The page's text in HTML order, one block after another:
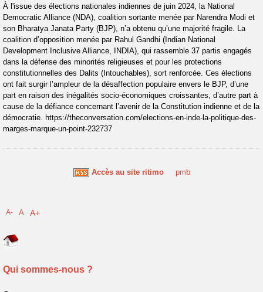
À l'issue des élections nationales indiennes de juin 2024, la National
Democratic Alliance (NDA), coalition sortante menée par Narendra Modi et
son Bharatya Janata Party (BJP), n’a obtenu qu’une majorité fragile. La
coalition d’opposition menée par Rahul Gandhi (Indian National
Development Inclusive Alliance, INDIA), qui rassemble 37 partis engagés
dans la défense des minorités religieuses et pour les protections
constitutionnelles des Dalits (Intouchables), sort renforcée. Ces élections
ont fait surgir l’ampleur de la désaffection populaire envers le BJP, d’une
part en raison des inégalités socio-économiques croissantes, d’autre part à
cause de la défiance concernant l’avenir de la Constitution indienne et de la
démocratie. https://theconversation.com/elections-en-inde-la-politique-des-
marges-marque-un-point-232737
Accès au site ritimo pmb
A- A A+
Qui sommes-nous ?